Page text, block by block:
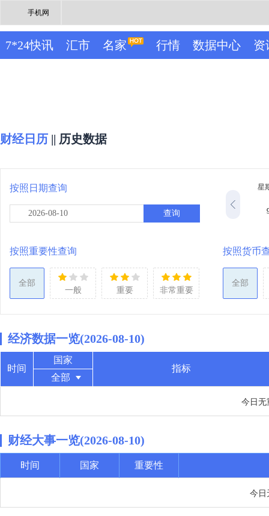
手机网
7*24快讯 汇市 名家 行情 数据中心 资
财经日历 || 历史数据
按照日期查询
查询
星
按照重要性查询
全部
一般
重要 非常重要
按照货币
全部
经济数据一览(2026-08-10)
时间
国家
指标
全部
今日无
财经大事一览(2026-08-10)
时间 国家 重要性
今日